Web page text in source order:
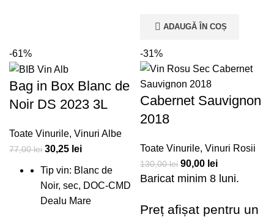
ADAUGĂ ÎN COȘ
-61%
Bag in Box Blanc de
Noir DS 2023 3L
Toate Vinurile, Vinuri Albe
77,00lei 30,25 lei
Tip vin: Blanc de
Noir, sec, DOC-CMD
Dealu Mare
-31%
Cabernet Sauvignon
2018
Toate Vinurile, Vinuri Rosii
130,00lei 90,00 lei
Baricat minim 8 luni.
Preț afișat pentru un